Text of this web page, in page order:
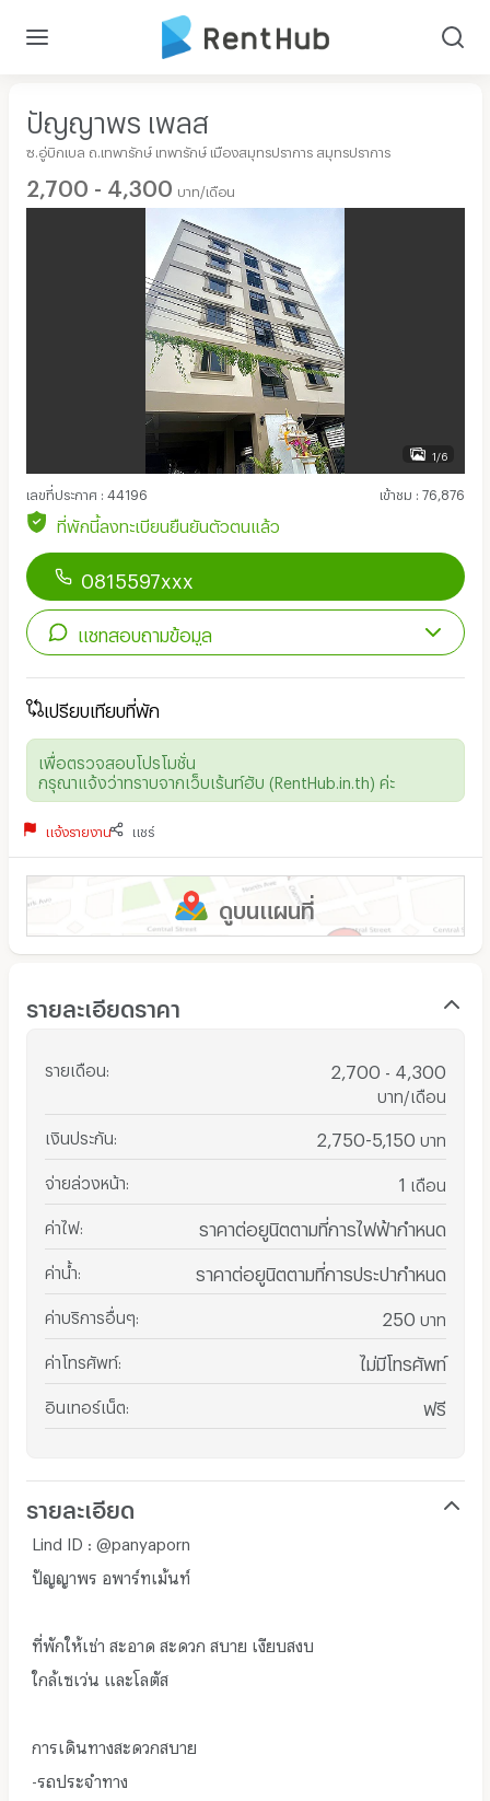
ปัญญาพร เพลส
ซ.อู่บิกเบล ถ.เทพารักษ์ เทพารักษ์ เมืองสมุทรปราการ สมุทรปราการ
2,700 - 4,300 บาท/เดือน
1/6
เลขที่ประกาศ : 44196 เข้าชม : 76,876
ที่พักนี้ลงทะเบียนยืนยันตัวตนแล้ว
0815597xxx
แชทสอบถามข้อมูล
เปรียบเทียบที่พัก
เพื่อตรวจสอบโปรโมชั่น
กรุณาแจ้งว่าทราบจากเว็บเร้นท์ฮับ (RentHub.in.th) ค่ะ
แจ้งรายงาน แชร์
ดูบนแผนที่
รายละเอียดราคา
รายเดือน 2,700 - 4,300
บาท/เดือน
เงินประกัน 2,750-5,150 บาท
จ่ายล่วงหน้า 1 เดือน
ค่าไฟ: ราคาต่อยูนิตตามที่การไฟฟ้ากำหนด
ค่าน้ำ ราคาต่อยูนิตตามที่การประปากำหนด
ค่าบริการอื่นๆ 250 บาท
ค่าโทรศัพท์: ไม่มีโทรศัพท์
อินเทอร์เน็ต ฟรี
รายละเอียด
Lind ID : @panyaporn
ปัญญาพร อพาร์ทเม้นท์
ที่พักให้เช่า สะอาด สะดวก สบาย เงียบสงบ
ใกล้เซเว่น และโลตัส
การเดินทางสะดวกสบาย
-รถประจำทาง